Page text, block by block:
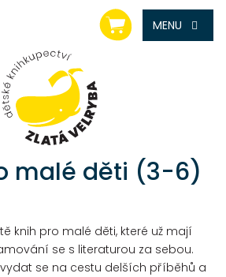
NÁKUPNÍ
KOŠÍK
malé děti (3-6)
knih pro malé děti, které už mají
se s literaturou za sebou.
se na cestu delších příběhů a